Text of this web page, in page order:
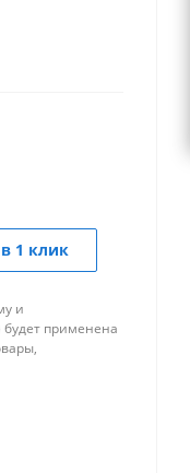
1 клик
и
применена